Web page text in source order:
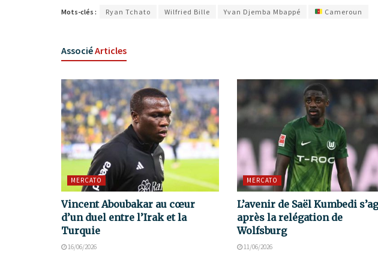
Mots-clés : Ryan Tchato Wilfried Bille Yvan Djemba Mbappé Cameroun
AssociéArticles
MERCATO
Vincent Aboubakar au cœur
d’un duel entre l’Irak et la
Turquie
16/06/2026
MERCATO
L’avenir de Saël Kumbedi
après la relégation de
Wolfsburg
11/06/2026